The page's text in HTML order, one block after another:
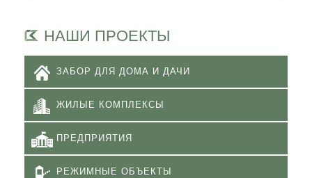
НАШИ ПРОЕКТЫ
ЗАБОР ДЛЯ ДОМА И ДАЧИ
ЖИЛЫЕ КОМПЛЕКСЫ
ПРЕДПРИЯТИЯ
РЕЖИМНЫЕ ОБЪЕКТЫ